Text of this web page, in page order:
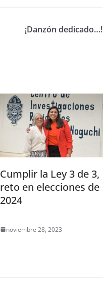
¡Danzón dedicado…!
Cumplir la Ley 3 de 3,
reto en elecciones de
2024
noviembre 28, 2023